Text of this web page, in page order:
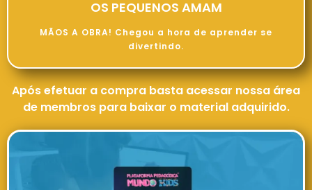
OS PEQUENOS AMAM
MÃOS A OBRA! Chegou a hora de aprender se
divertindo.
Após efetuar a compra basta acessar nossa área
de membros para baixar o material adquirido.